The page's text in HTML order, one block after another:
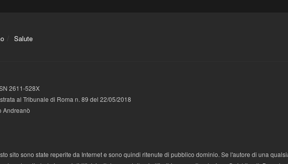
Salute
2611-528X
al Tribunale di Roma n. 89 del 22/05/2018
Andreanò
sito sono state reperite da Internet e sono quindi ritenute di pubblico dominio. Se l'autore di una